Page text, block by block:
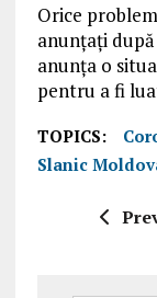
Orice
anunțați
anunța o
pentru a fi
TOPICS:
Slanic